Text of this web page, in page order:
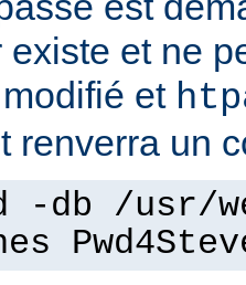
et ne
et
renverra un
-db /usr/